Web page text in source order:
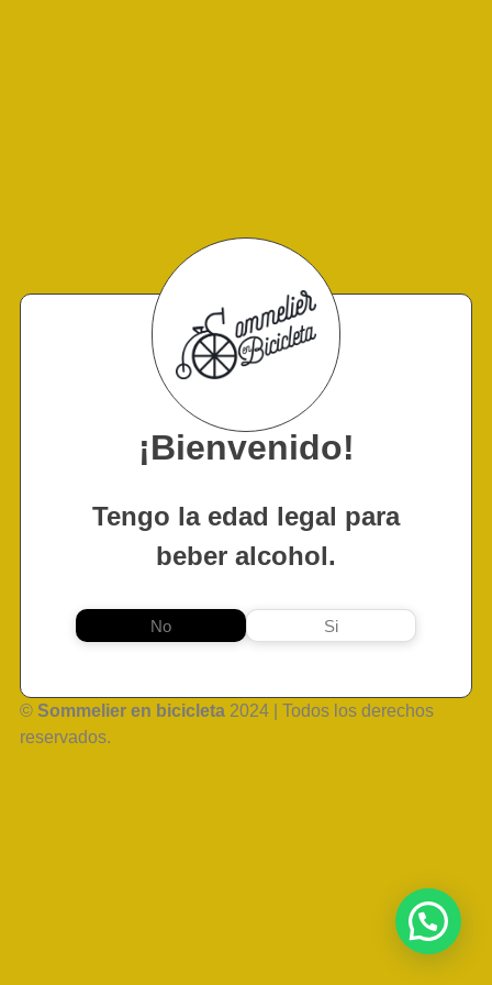
¡Bienvenido!
Tengo la edad legal para
beber alcohol.
No Si
© Sommelier en bicicleta 2024 | Todos los derechos
reservados.